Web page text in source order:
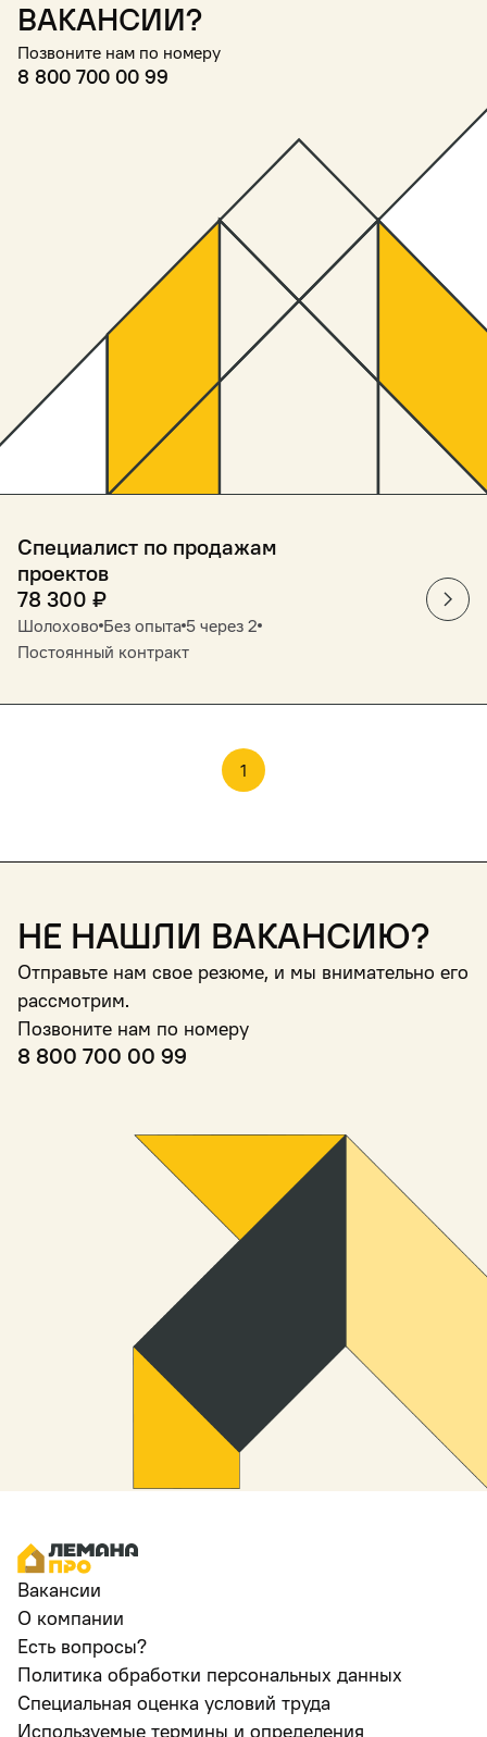
вакансии?
Позвоните нам по номеру
8 800 700 00 99
Специалист по продажам
проектов
78 300 ₽
Шолохово Без опыта 5 через 2
Постоянный контракт
1
Не нашли вакансию?
Отправьте нам свое резюме, и мы внимательно его
рассмотрим.
Позвоните нам по номеру
8 800 700 00 99
Вакансии
О компании
Есть вопросы?
Политика обработки персональных данных
Специальная оценка условий труда
Используемые термины и определения